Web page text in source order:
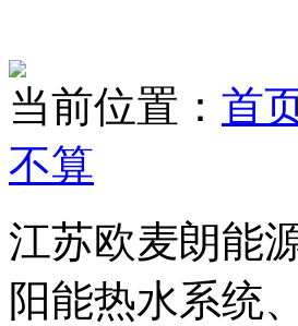
当前位置： 首
不算
江苏欧麦朗能
阳能热水系统